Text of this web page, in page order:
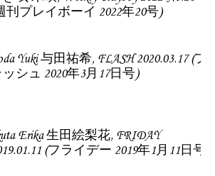
刊プレイボーイ 2022年20号)
Yuki 与田祐希, FLASH 2020.03.17 (フ
ッシュ 2020年3月17日号)
Erika 生田絵梨花, FRIDAY
(フライデー 2019年1月11日号)